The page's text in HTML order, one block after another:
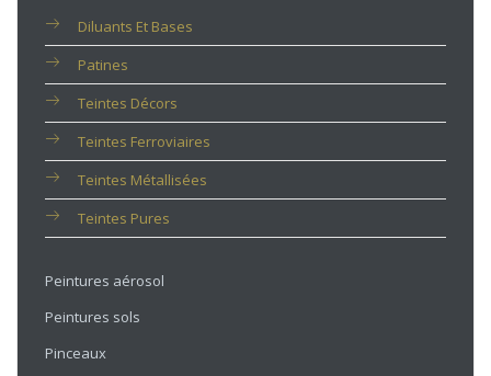
Diluants Et Bases
Patines
Teintes Décors
Teintes Ferroviaires
Teintes Métallisées
Teintes Pures
Peintures aérosol
Peintures sols
Pinceaux